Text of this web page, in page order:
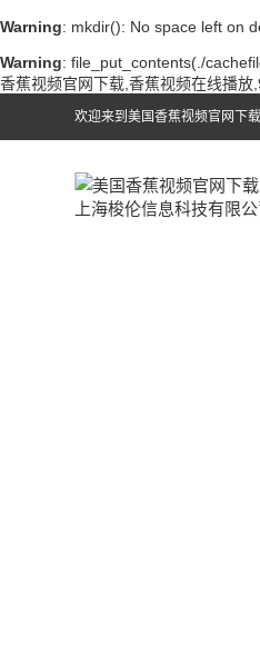
Warning: mkdir(): No space left on
Warning: file_put_contents(./
香蕉视频官网下载,香蕉视频在线播
欢迎来到美国香蕉视频官网下